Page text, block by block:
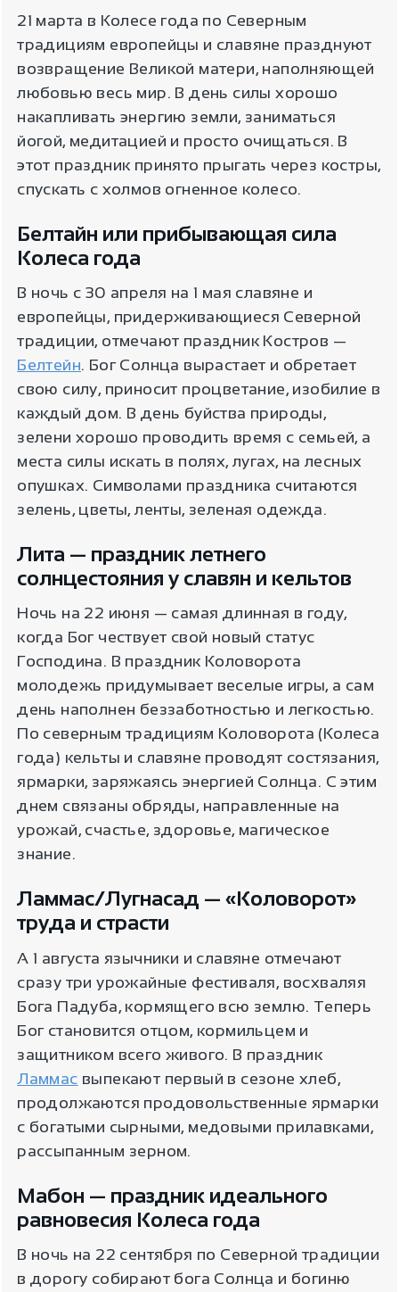
21 марта в Колесе года по Северным
традициям европейцы и славяне празднуют
возвращение Великой матери, наполняющей
любовью весь мир. В день силы хорошо
накапливать энергию земли, заниматься
йогой, медитацией и просто очищаться. В
этот праздник принято прыгать через костры,
спускать с холмов огненное колесо.
Белтайн или прибывающая сила
Колеса года
В ночь с 30 апреля на 1 мая славяне и
европейцы, придерживающиеся Северной
традиции, отмечают праздник Костров —
Белтейн. Бог Солнца вырастает и обретает
свою силу, приносит процветание, изобилие в
каждый дом. В день буйства природы,
зелени хорошо проводить время с семьей, а
места силы искать в полях, лугах, на лесных
опушках. Символами праздника считаются
зелень, цветы, ленты, зеленая одежда.
Лита — праздник летнего
солнцестояния у славян и кельтов
Ночь на 22 июня — самая длинная в году,
когда Бог чествует свой новый статус
Господина. В праздник Коловорота
молодежь придумывает веселые игры, а сам
день наполнен беззаботностью и легкостью.
По северным традициям Коловорота (Колеса
года) кельты и славяне проводят состязания,
ярмарки, заряжаясь энергией Солнца. С этим
днем связаны обряды, направленные на
урожай, счастье, здоровье, магическое
знание.
Ламмас/Лугнасад — «Коловорот»
труда и страсти
А 1 августа язычники и славяне отмечают
сразу три урожайные фестиваля, восхваляя
Бога Падуба, кормящего всю землю. Теперь
Бог становится отцом, кормильцем и
защитником всего живого. В праздник
Ламмас выпекают первый в сезоне хлеб,
продолжаются продовольственные ярмарки
с богатыми сырными, медовыми прилавками,
рассыпанным зерном.
Мабон — праздник идеального
равновесия Колеса года
В ночь на 22 сентября по Северной традиции
в дорогу собирают бога Солнца и богиню